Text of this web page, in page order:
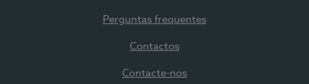
Perguntas frequentes
Contactos
Contacte-nos